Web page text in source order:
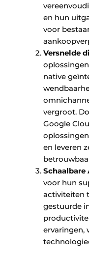
en hun
voor
Versnelde
native
vergroot.
Google
en leveren
voor hun
activiteiten
gestuurde
ervaringen,